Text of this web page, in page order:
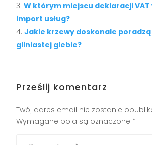
W którym miejscu deklaracji VAT
import usług?
Jakie krzewy doskonale
gliniastej glebie?
Prześlij komentarz
Twój adres email nie zostanie
Wymagane pola są oznaczone *